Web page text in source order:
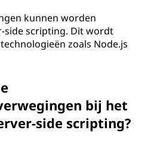
kunnen worden
side scripting. Dit wordt
zoals Node.js
bij het
side scripting?